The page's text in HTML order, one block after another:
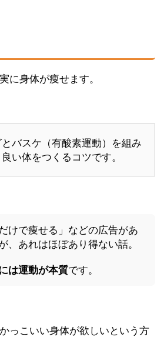
に身体が痩せます。
バスケ（有酸素運動）を組み
い体をつくるコツです。
だけで痩せる」などの広告があ
、あれはほぼあり得ない話。
は運動が本質です。
っこいい身体が欲しいという方